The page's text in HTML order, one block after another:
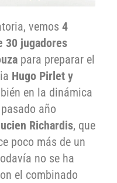
vemos 4
30 jugadores
para preparar el
Hugo Pirlet y
en la dinámica
año
Richardis, que
poco más de un
no se ha
el combinado